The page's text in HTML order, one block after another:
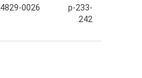
0026
p-233-
242